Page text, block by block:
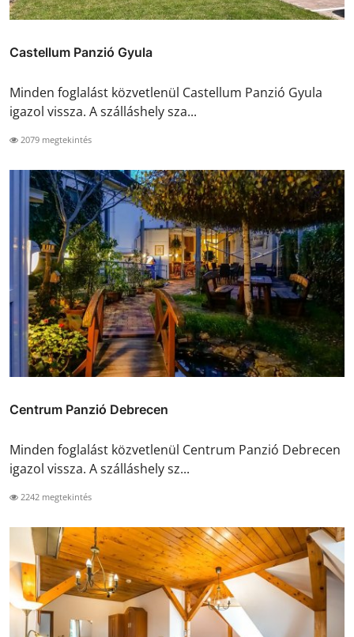
Castellum Panzió Gyula
Minden foglalást közvetlenül Castellum Panzió Gyula
igazol vissza. A szálláshely sza...
2079 megtekintés
Centrum Panzió Debrecen
Minden foglalást közvetlenül Centrum Panzió Debrecen
igazol vissza. A szálláshely sz...
2242 megtekintés